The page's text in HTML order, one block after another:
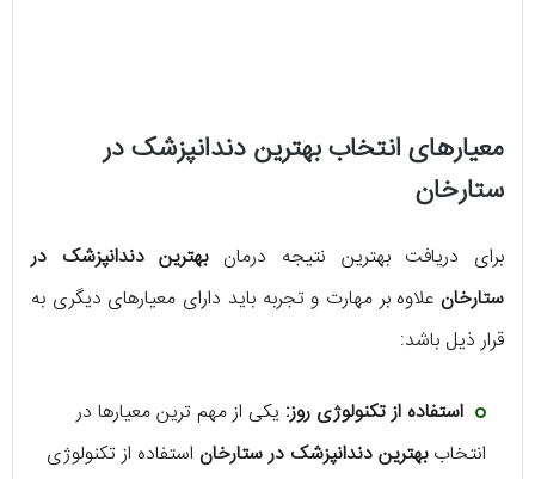
معیارهای انتخاب بهترین دندانپزشک در
ستارخان
برای دریافت بهترین نتیجه درمانبهترین دندانپزشک در
ستارخان علاوه بر مهارت و تجربه باید دارای معیارهای دیگری به
قرار ذیل باشد:
استفاده از تکنولوژی روز: یکی از مهم ترین معیارها در
انتخاببهترین دندانپزشک در ستارخان استفاده از تکنولوژی